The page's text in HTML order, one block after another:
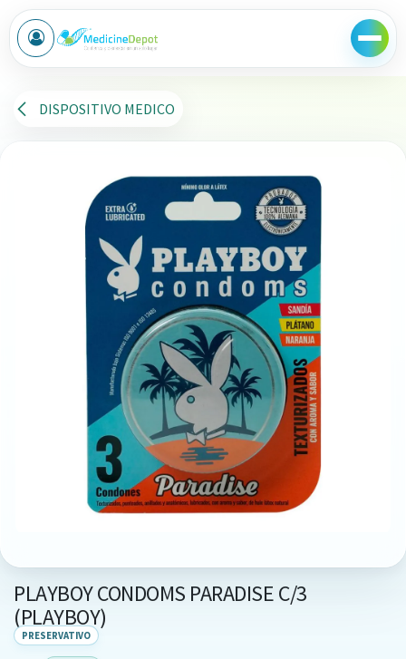
Ir al contenido
DISPOSITIVO MEDICO
PLAYBOY CONDOMS PARADISE C/3
(PLAYBOY)
PRESERVATIVO